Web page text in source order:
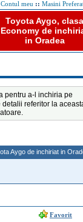
::
Toyota Aygo, clasa
Economy de
in Oradea
pentru a-l inchiria pe
referitor la
Aygo de inchiriat in
Favorit